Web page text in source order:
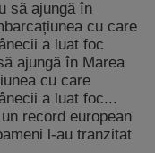
ajungă în Marea
cu care
a luat foc...